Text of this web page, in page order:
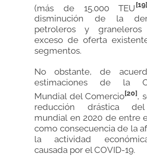
(más de 15.000 TEU [19]
disminución de la
petroleros y
exceso de oferta
segmentos.
No obstante, de
estimaciones de la
Mundial del Comercio[20],
reducción drástica
mundial en 2020 de entre
como consecuencia de la
la actividad
causada por el COVID-19.